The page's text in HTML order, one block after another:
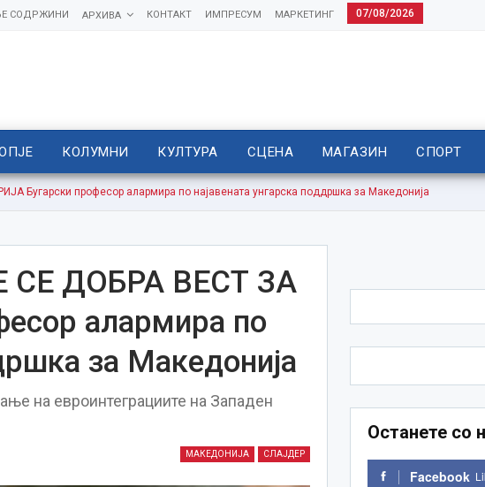
07/08/2026
МАРКЕТИНГ
ИМПРЕСУМ
КОНТАКТ
АРХИВА
СОДРЖИНИ
КОЛУМНИ КУЛТУРА СЦЕНА МАГАЗИН СПОРТ
Бугарски професор алармира по најавената унгарска поддршка за Македонија
ДОБРА ВЕСТ ЗА
алармира по
за Македонија
на евроинтеграциите на Западен
МАКЕДОНИЈА СЛАЈДЕР
Останете со
Facebook